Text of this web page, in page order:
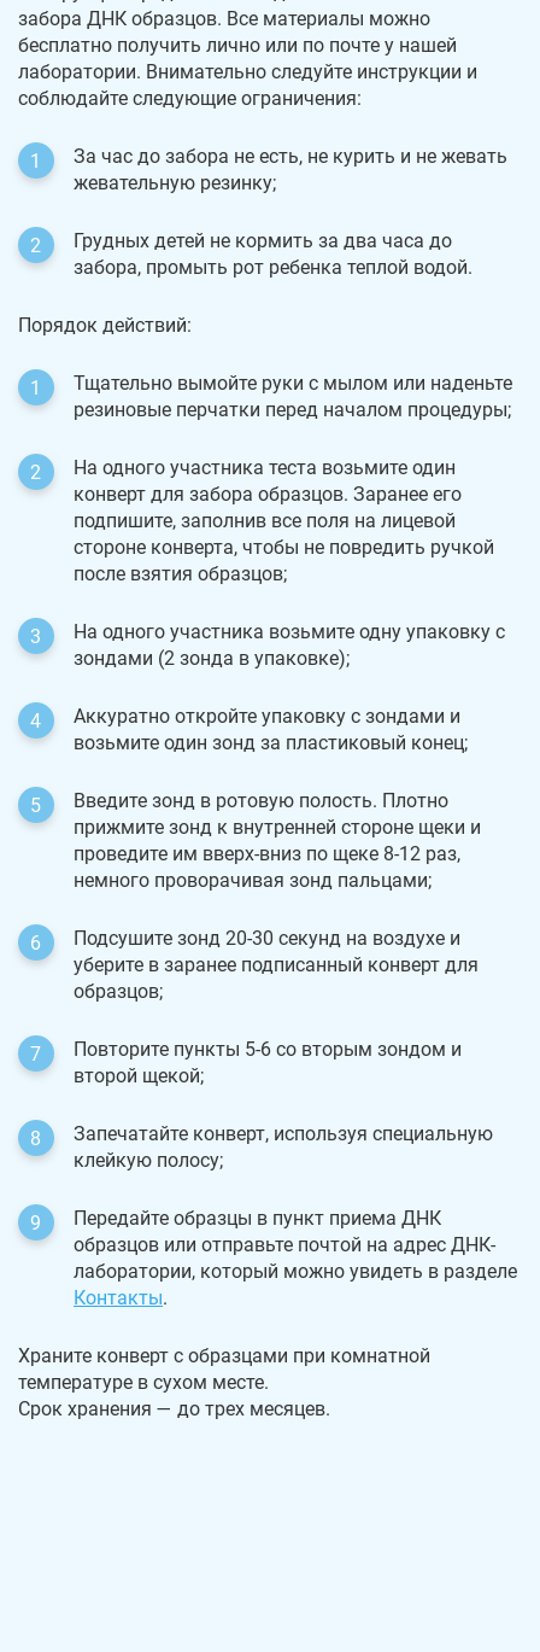
забора ДНК образцов. Все материалы можно
бесплатно получить лично или по почте у нашей
лаборатории. Внимательно следуйте инструкции и
соблюдайте следующие ограничения:
За час до забора не есть, не курить и не жевать
жевательную резинку;
Грудных детей не кормить за два часа до
забора, промыть рот ребенка теплой водой.
Порядок действий:
Тщательно вымойте руки с мылом или наденьте
резиновые перчатки перед началом процедуры;
На одного участника теста возьмите один
конверт для забора образцов. Заранее его
подпишите, заполнив все поля на лицевой
стороне конверта, чтобы не повредить ручкой
после взятия образцов;
На одного участника возьмите одну упаковку с
зондами (2 зонда в упаковке);
Аккуратно откройте упаковку с зондами и
возьмите один зонд за пластиковый конец;
Введите зонд в ротовую полость. Плотно
прижмите зонд к внутренней стороне щеки и
проведите им вверх-вниз по щеке 8-12 раз,
немного проворачивая зонд пальцами;
Подсушите зонд 20-30 секунд на воздухе и
уберите в заранее подписанный конверт для
образцов;
Повторите пункты 5-6 со вторым зондом и
второй щекой;
Запечатайте конверт, используя специальную
клейкую полосу;
Передайте образцы в пункт приема ДНК
образцов или отправьте почтой на адрес ДНК-
лаборатории, который можно увидеть в разделе
Контакты.
Храните конверт с образцами при комнатной
температуре в сухом месте.
Срок хранения — до трех месяцев.